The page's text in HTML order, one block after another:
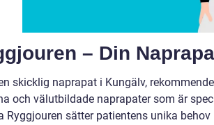
– Din
skicklig naprapat i Kungälv,
och välutbildade naprapater som är
Ryggjouren sätter patientens unika